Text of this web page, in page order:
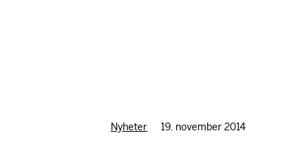
Nyheter 19. november 2014